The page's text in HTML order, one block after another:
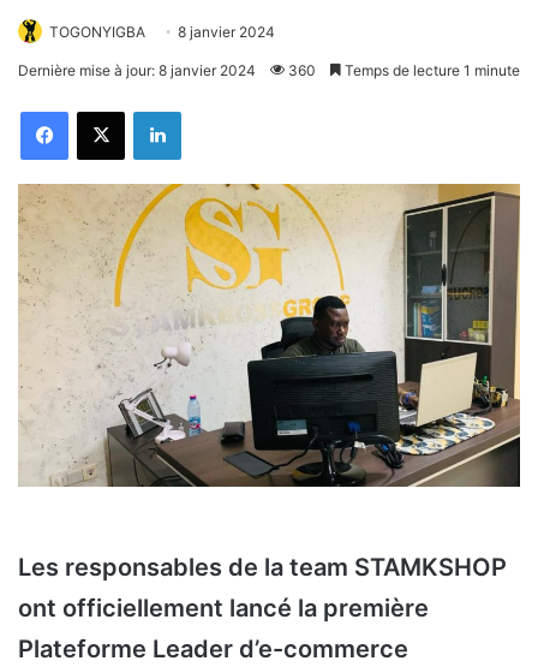
TOGONYIGBA 8 janvier 2024
Dernière mise à jour: 8 janvier 2024 360 Temps de lecture 1 minute
FacebookX Linkedin
Les responsables de la team STAMKSHOP
ont officiellement lancé la première
Plateforme Leader d’e-commerce